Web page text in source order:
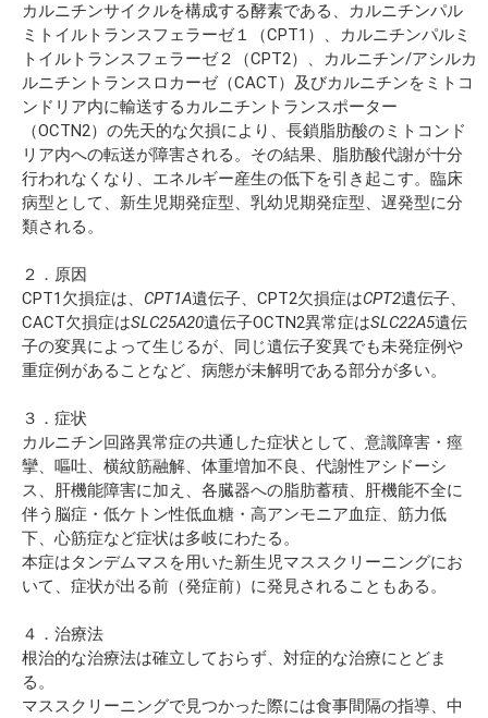
カルニチンサイクルを構成する酵素である、カルニチンパル
ミトイルトランスフェラーゼ１（CPT1）、カルニチンパルミ
トイルトランスフェラーゼ２（CPT2）、カルニチン/アシルカ
ルニチントランスロカーゼ（CACT）及びカルニチンをミトコ
ンドリア内に輸送するカルニチントランスポーター
（OCTN2）の先天的な欠損により、長鎖脂肪酸のミトコンド
リア内への転送が障害される。その結果、脂肪酸代謝が十分
行われなくなり、エネルギー産生の低下を引き起こす。臨床
病型として、新生児期発症型、乳幼児期発症型、遅発型に分
類される。
２．原因
CPT1欠損症は、 CPT1A遺伝子、CPT2欠損症はCPT2遺伝子、
CACT欠損症はSLC25A20遺伝子OCTN2異常症はSLC22A5遺伝
子の変異によって生じるが、同じ遺伝子変異でも未発症例や
重症例があることなど、病態が未解明である部分が多い。
３．症状
カルニチン回路異常症の共通した症状として、意識障害・痙
攣、嘔吐、横紋筋融解、体重増加不良、代謝性アシドーシ
ス、肝機能障害に加え、各臓器への脂肪蓄積、肝機能不全に
伴う脳症・低ケトン性低血糖・高アンモニア血症、筋力低
下、心筋症など症状は多岐にわたる。
本症はタンデムマスを用いた新生児マススクリーニングにお
いて、症状が出る前（発症前）に発見されることもある。
４．治療法
根治的な治療法は確立しておらず、対症的な治療にとどま
る。
マススクリーニングで見つかった際には食事間隔の指導、中